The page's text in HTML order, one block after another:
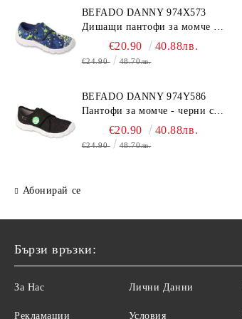
BEFADO DANNY 974X573
Дишащи пантофи за момче -
сини с топка
€20.90 40.88лв.
€24.90 48.70лв.
BEFADO DANNY 974Y586
Пантофи за момче - черни с
динозавър€20.90 40.88лв.
€24.90 48.70лв.
Абонирай се
Бързи връзки:
За Нас
Рекламации
Лични Данни
Условия